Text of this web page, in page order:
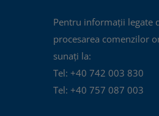
Pentru informații legate
procesarea comenzilor
sunați la:
Tel: +40 742 003 830
Tel: +40 757 087 003